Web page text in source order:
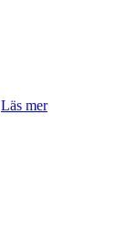
Läs mer